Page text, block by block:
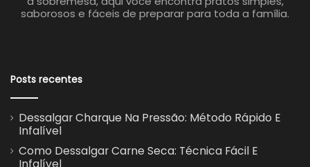
saborosos e fáceis de preparar para toda a família.
Posts recentes
Dessalgar Charque Na Pressão: Método Rápido E
Infalível
Como Dessalgar Carne Seca: Técnica Fácil E
Infalível